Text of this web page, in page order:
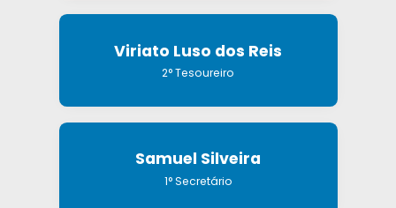
Viriato Luso dos Reis
2° Tesoureiro
Samuel Silveira
1° Secretário